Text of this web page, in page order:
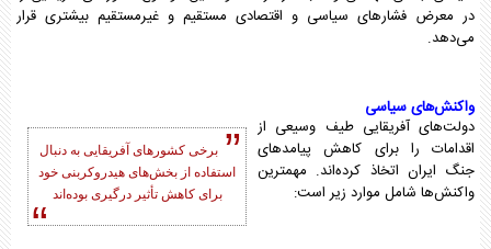
در معرض فشارهای سیاسی و اقتصادی مستقیم و غیرمستقیم بیشتری قرار
می‌دهد.
واکنش‌های سیاسی
برخی کشورهای آفریقایی به دنبال
استفاده از بخش‌های هیدروکربنی خود
برای کاهش تأثیر درگیری بوده‌اند
دولت‌های آفریقایی طیف وسیعی از
اقدامات را برای کاهش پیامدهای
جنگ ایران اتخاذ کرده‌اند. مهمترین
واکنش‌ها شامل موارد زیر است: